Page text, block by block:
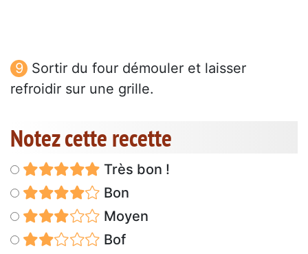
Sortir du four démouler et laisser
refroidir sur une grille.
Notez cette recette
Très bon !
Bon
Moyen
Bof